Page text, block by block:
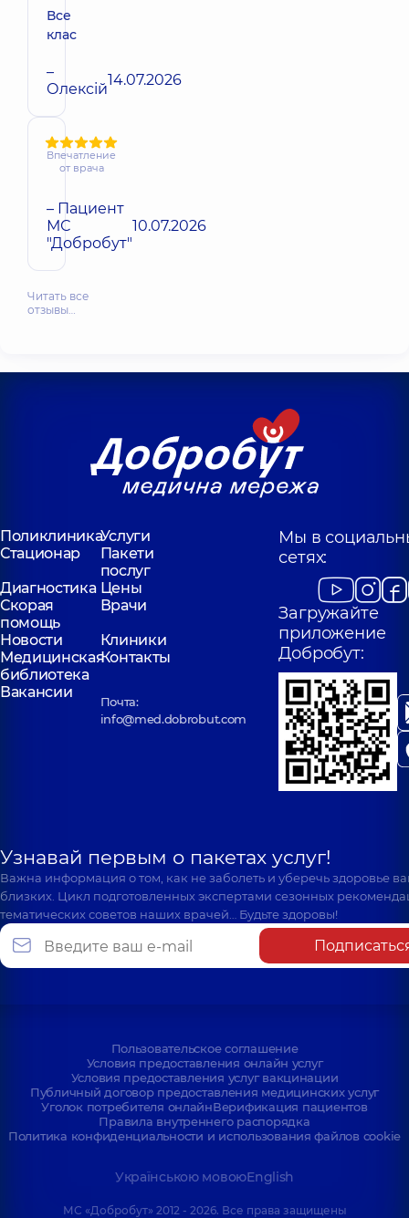
Все
клас
–
Олексій14.07.2026
Впечатление
от врача
– Пациент
МС
"Добробут"
10.07.2026
Читать все
отзывы…
ПоликлиникаУслуги
Стационар
Пакети
послуг
Диагностика Цены
Скорая
помощь
Врачи
Новости
Клиники
Медицинская
библиотека
Контакты
Вакансии
Почта:
info@med.dobrobut.com
Мы в
сетях:
Загружайте
приложение
Добробут:
Узнавай первым о пакетах услуг!
Важна информация о том, как не заболеть и уберечь здоровье
близких. Цикл подготовленных экспертами сезонных
тематических советов наших врачей… Будьте здоровы!
Пользовательское соглашение
Условия предоставления онлайн услуг
Условия предоставления услуг вакцинации
Публичный договор предоставления медицинских услуг
Уголок потребителя онлайнВерификация пациентов
Правила внутреннего распорядка
Политика конфиденциальности и использования файлов cookie
Українською мовоюEnglish
МС «Добробут» 2012 - 2026. Все права защищены